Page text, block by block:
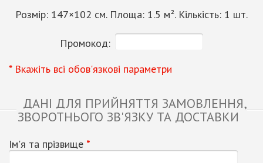
Розмір: 147×102 см. Площа: 1.5 м². Кількість: 1 шт.
Промокод:
* Вкажіть всі обов'язкові параметри
ДАНІ ДЛЯ ПРИЙНЯТТЯ ЗАМОВЛЕННЯ,
ЗВОРОТНЬОГО ЗВ'ЯЗКУ ТА ДОСТАВКИ
Ім'я та прізвище *